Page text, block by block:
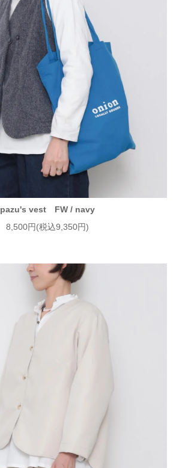
pazu's vest FW / navy
8,500円(税込9,350円)